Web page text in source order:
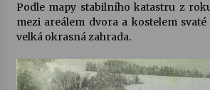
Podle mapy stabilního katastru z
mezi areálem dvora a kostelem
velká okrasná zahrada.